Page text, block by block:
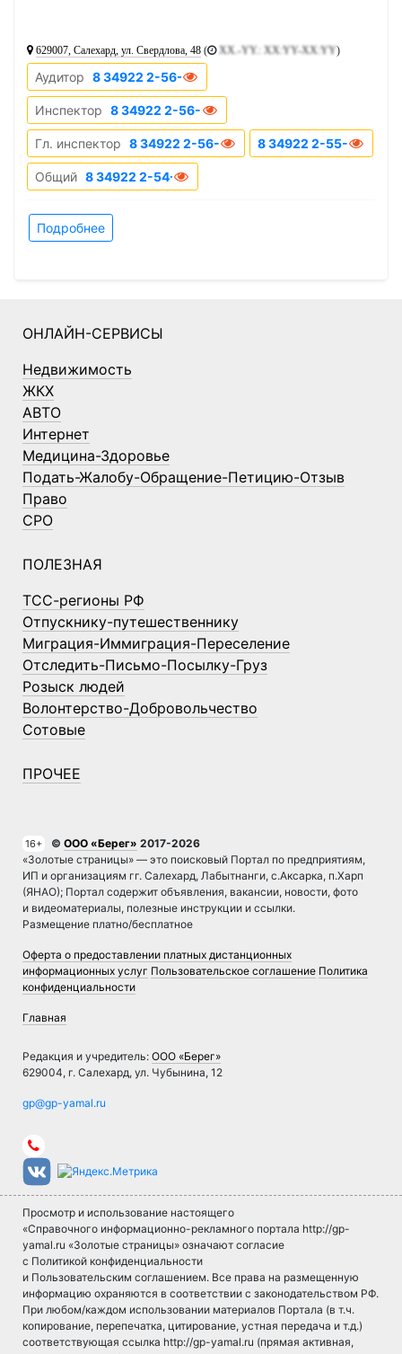
629007, Салехард, ул. Свердлова, 48 ( XX.-YY.: XX:YY-XX:YY)
Аудитор 8 34922 2-56-07
Инспектор 8 34922 2-56-00
Гл. инспектор 8 34922 2-56-02 8 34922 2-55-30
Общий 8 34922 2-54-77
Подробнее
ОНЛАЙН-СЕРВИСЫ
Недвижимость
ЖКХ
АВТО
Интернет
Медицина-Здоровье
Подать-Жалобу-Обращение-Петицию-Отзыв
Право
СРО
ПОЛЕЗНАЯ
ТСС-регионы РФ
Отпускнику-путешественнику
Миграция-Иммиграция-Переселение
Отследить-Письмо-Посылку-Груз
Розыск людей
Волонтерство-Добровольчество
Сотовые
ПРОЧЕЕ
16+ © ООО «Берег» 2017-2026
«Золотые страницы» — это поисковый Портал по предприятиям,
ИП и организациям гг. Салехард, Лабытнанги, с.Аксарка, п.Харп
(ЯНАО); Портал содержит объявления, вакансии, новости, фото
и видеоматериалы, полезные инструкции и ссылки.
Размещение платно/бесплатное
Оферта о предоставлении платных дистанционных
информационных услуг Пользовательское соглашение Политика
конфиденциальности
Главная
Редакция и учредитель: ООО «Берег»
629004, г. Салехард, ул. Чубынина, 12
Просмотр и использование настоящего
«Справочного информационно-рекламного портала http://gp-
yamal.ru «Золотые страницы» означают согласие
с Политикой конфиденциальности
и Пользовательским соглашением. Все права на размещенную
информацию охраняются в соответствии с законодательством РФ.
При любом/каждом использовании материалов Портала (в т.ч.
копирование, перепечатка, цитирование, устная передача и т.д.)
соответствующая ссылка http://gp-yamal.ru (прямая активная,